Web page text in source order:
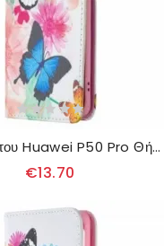
θηκη κινητου Huawei P50 Pro Θήκη Flip Χρωματιστές Πεταλούδες
€13.70